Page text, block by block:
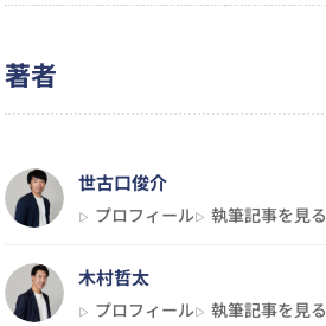
著者
世古口俊介
プロフィール 執筆記事を見る
木村哲太
プロフィール 執筆記事を見る